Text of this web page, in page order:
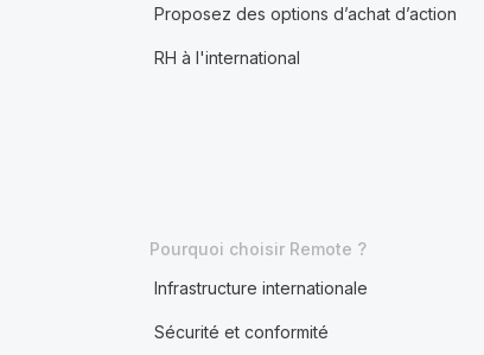
Proposez des options d’achat d’action
RH à l'international
Pourquoi choisir Remote ?
Infrastructure internationale
Sécurité et conformité